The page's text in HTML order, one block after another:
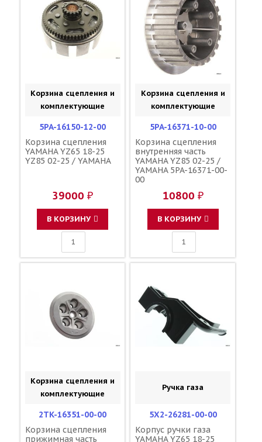
Корзина сцепления и
комплектующие
5PA-16150-12-00
Корзина сцепления
YAMAHA YZ65 18-25
YZ85 02-25 / YAMAHA
39000 ₽
В КОРЗИНУ
Корзина сцепления и
комплектующие
5PA-16371-10-00
Корзина сцепления
внутренняя часть
YAMAHA YZ85 02-25 /
YAMAHA 5PA-16371-00-
00
10800 ₽
В КОРЗИНУ
Корзина сцепления и
комплектующие
2TK-16351-00-00
Корзина сцепления
прижимная часть
Ручка газа
5X2-26281-00-00
Корпус ручки газа
YAMAHA YZ65 18-25